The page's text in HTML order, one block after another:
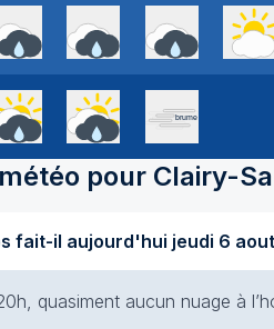
pour Clairy-
Quel temps
quasiment aucun nuage à